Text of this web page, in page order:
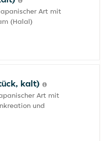
Art mit
(Halal)
kalt)
Art mit
und